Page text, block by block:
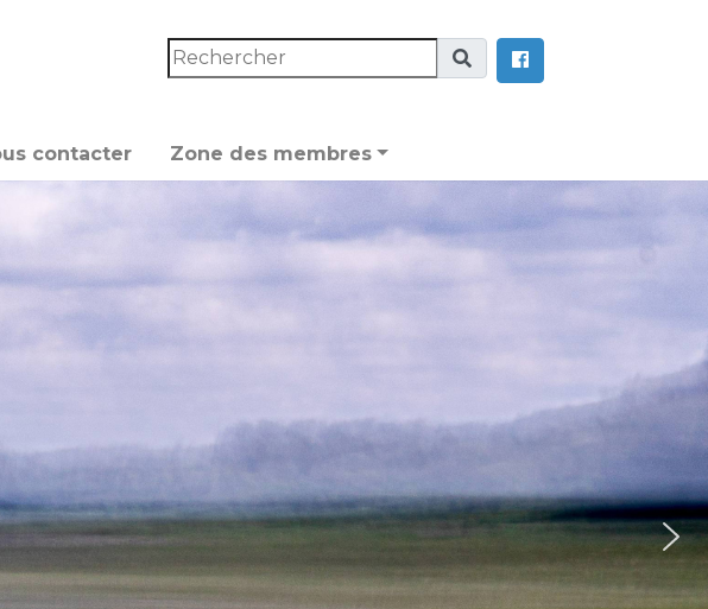
contacter Zone des membres